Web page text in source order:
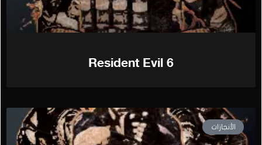
Resident Evil 6
الأنجازات